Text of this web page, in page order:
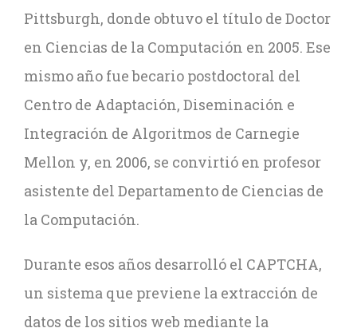
Pittsburgh, donde obtuvo el título de Doctor
en Ciencias de la Computación en 2005. Ese
mismo año fue becario postdoctoral del
Centro de Adaptación, Diseminación e
Integración de Algoritmos de Carnegie
Mellon y, en 2006, se convirtió en profesor
asistente del Departamento de Ciencias de
la Computación.
Durante esos años desarrolló el CAPTCHA,
un sistema que previene la extracción de
datos de los sitios web mediante la